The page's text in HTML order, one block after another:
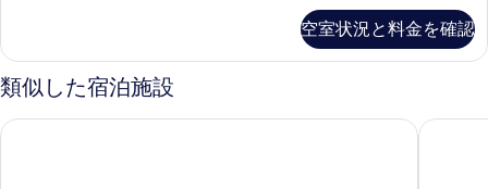
禁
煙)
の
禁
煙)
の
詳
ィ
ッ
チ
ル
ー
ド
ス
ィ
空室状況と料金を確認
類似した宿泊施設
シェラトン・グランデ・トーキョーベイ・ホテル 東京デ